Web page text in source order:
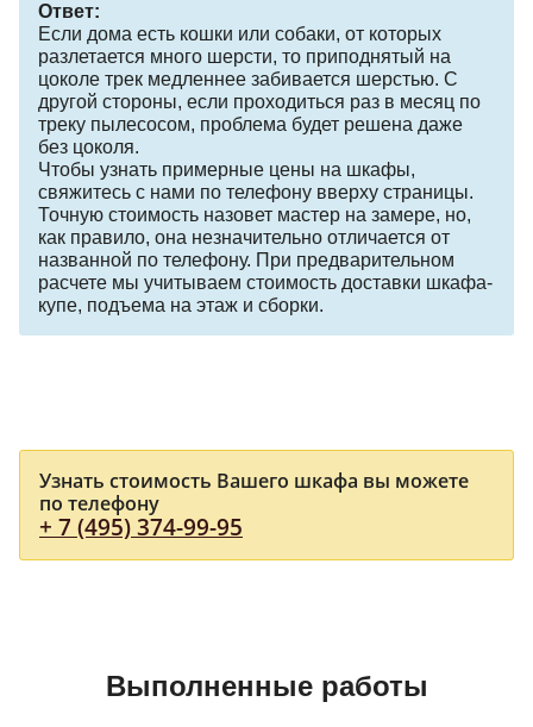
Ответ:
Если дома есть кошки или собаки, от которых
разлетается много шерсти, то приподнятый на
цоколе трек медленнее забивается шерстью. С
другой стороны, если проходиться раз в месяц по
треку пылесосом, проблема будет решена даже
без цоколя.
Чтобы узнать примерные цены на шкафы,
свяжитесь с нами по телефону вверху страницы.
Точную стоимость назовет мастер на замере, но,
как правило, она незначительно отличается от
названной по телефону. При предварительном
расчете мы учитываем стоимость доставки шкафа-
купе, подъема на этаж и сборки.
Узнать стоимость Вашего шкафа вы можете
по телефону
+ 7 (495) 374-99-95
Выполненные работы